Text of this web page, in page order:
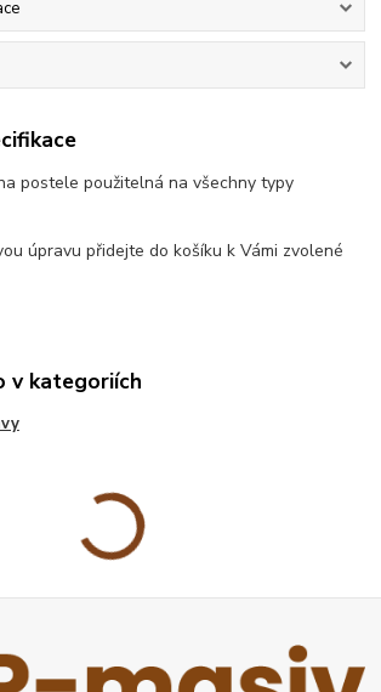
postele použitelná na všechny typy
úpravu přidejte do košíku k Vámi zvolené
v kategoriích